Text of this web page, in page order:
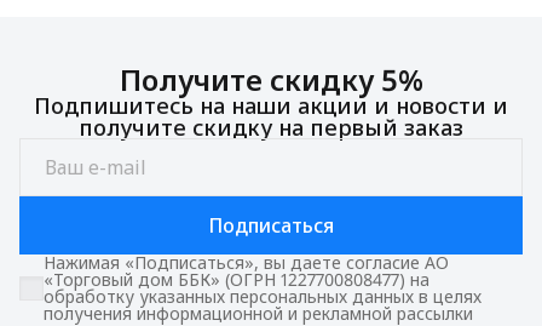
Получите скидку 5%
Подпишитесь на наши акции и новости и
получите скидку на первый заказ
Подписаться
Нажимая «Подписаться», вы даете согласие АО
«Торговый дом ББК» (ОГРН 1227700808477) на
обработку указанных персональных данных в целях
получения информационной и рекламной рассылки